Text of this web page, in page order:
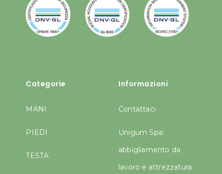
Categorie
MANI
PIEDI
TESTA
Informazioni
Contattaci
Unigum Spa:
abbigliamento da
lavoro e attrezzatura